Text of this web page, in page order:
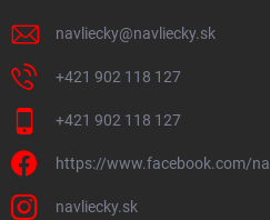
navliecky@navliecky.sk
+421 902 118 127
+421 902 118 127
https://www.facebook.com/
navliecky.sk